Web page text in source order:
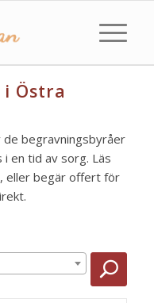
Östra
begravningsbyråer
en tid av sorg. Läs
eller begär offert för